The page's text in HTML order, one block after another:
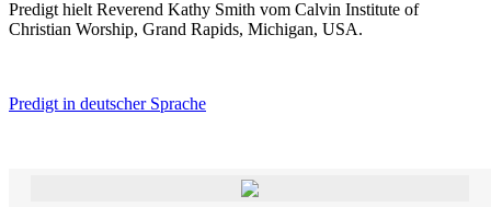
Predigt hielt Reverend Kathy Smith vom Calvin Institute of
Christian Worship, Grand Rapids, Michigan, USA.
Predigt in deutscher Sprache